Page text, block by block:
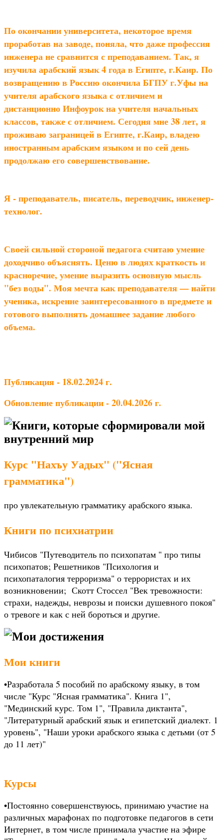
По окончании университета, некоторое время
проработав на заводе, поняла, что даже профессия
инженера не сравнится с преподаванием. Так, я
изучила арабский язык 4 года в Египте, г.Каир. По
возвращению в Россию окончила БГПУ г.Уфы на
учителя арабского языка с отличием и
дистанционно Инфоурок на учителя начальных
классов, также с отличием. Сегодня мне 38 лет, я
проживаю заграницей в Египте, г.Каир, владею
иностранным арабским языком и по сей день
продолжаю его совершенствование.
Я - преподаватель, писатель, переводчик, инженер-
технолог.
Своей сильной стороной педагога считаю умение
доходчиво объяснять. Ценю в людях краткость и
красноречие, умение выразить основную мысль
"без воды". Моя мечта как преподавателя — найти
ученика, искренне заинтересованного в предмете и
готового выполнять домашнее задание любого
объема.
Публикация - 18.02.2024 г.
Обновление публикации - 20.04.2026 г.
Книги, которые сформировали мой
внутренний мир
Курс "Нахъу Уадых" ("Ясная
грамматика")
про увлекательную грамматику арабского языка.
Книги по психиатрии
Чибисов "Путеводитель по психопатам " про типы
психопатов; Решетников "Психология и
психопаталогия терроризма" о террористах и их
возникновении; Скотт Стоссел "Век тревожности:
страхи, надежды, неврозы и поиски душевного покоя"
о тревоге и как с ней бороться и другие.
Мои достижения
Мои книги
•Разработала 5 пособий по арабскому языку, в том
числе "Курс "Ясная грамматика". Книга 1",
"Мединский курс. Том 1", "Правила диктанта",
"Литературный арабский язык и египетский диалект. 1
уровень", "Наши уроки арабского языка с детьми (от 5
до 11 лет)"
Курсы
•Постоянно совершенствуюсь, принимаю участие на
различных марафонах по подготовке педагогов в сети
Интернет, в том числе принимала участие на эфире